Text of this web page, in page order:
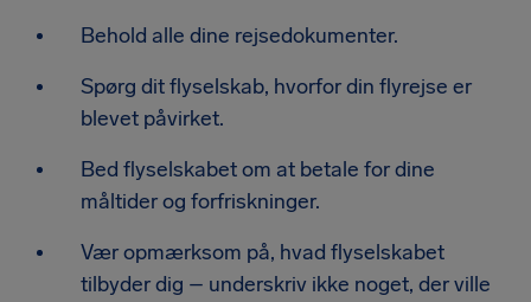
Behold alle dine rejsedokumenter.
Spørg dit flyselskab, hvorfor din flyrejse er
blevet påvirket.
Bed flyselskabet om at betale for dine
måltider og forfriskninger.
Vær opmærksom på, hvad flyselskabet
tilbyder dig – underskriv ikke noget, der ville